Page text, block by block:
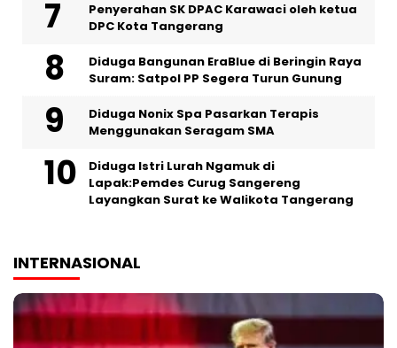
Penyerahan SK DPAC Karawaci oleh ketua
DPC Kota Tangerang
Diduga Bangunan EraBlue di Beringin Raya
Suram: Satpol PP Segera Turun Gunung
‎Diduga Nonix Spa Pasarkan Terapis
Menggunakan Seragam SMA
‎Diduga Istri Lurah Ngamuk di
Lapak:Pemdes Curug Sangereng
Layangkan Surat ke Walikota Tangerang
INTERNASIONAL